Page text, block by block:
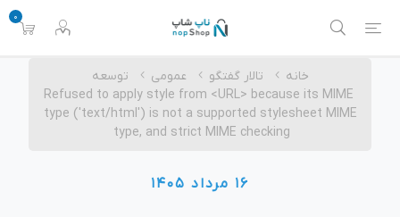
0
خانه تالار گفتگو عمومی
توسعه
Refused to apply style from <URL> because its MIME
type ('text/html') is not a supported stylesheet MIME
type, and strict MIME checking
16 مرداد 1405